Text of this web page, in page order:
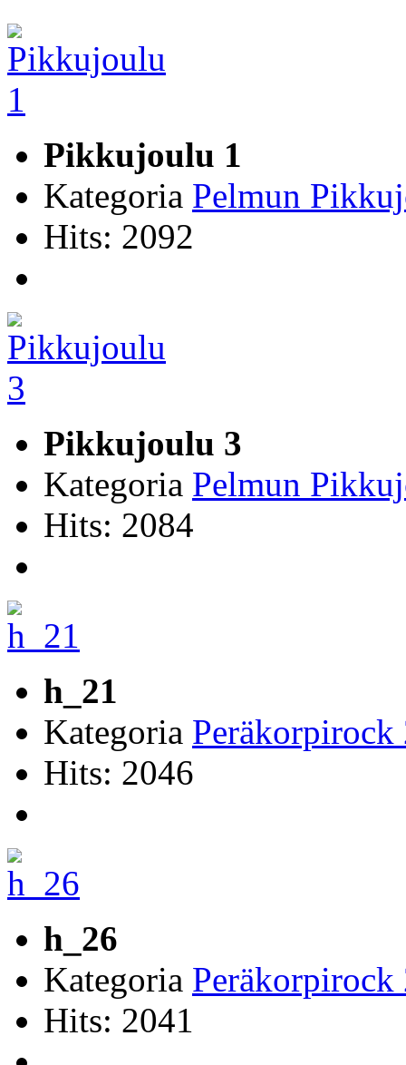
Pikkujoulu 1
Kategoria Pelmun
Hits: 2092
Pikkujoulu 3
Kategoria Pelmun
Hits: 2084
h_21
Kategoria
Hits: 2046
h_26
Kategoria
Hits: 2041